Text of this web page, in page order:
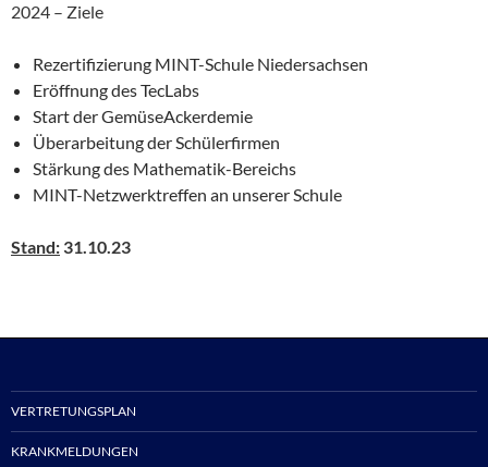
2024 – Ziele
Rezertifizierung MINT-Schule Niedersachsen
Eröffnung des TecLabs
Start der GemüseAckerdemie
Überarbeitung der Schülerfirmen
Stärkung des Mathematik-Bereichs
MINT-Netzwerktreffen an unserer Schule
Stand: 31.10.23
VERTRETUNGSPLAN
KRANKMELDUNGEN